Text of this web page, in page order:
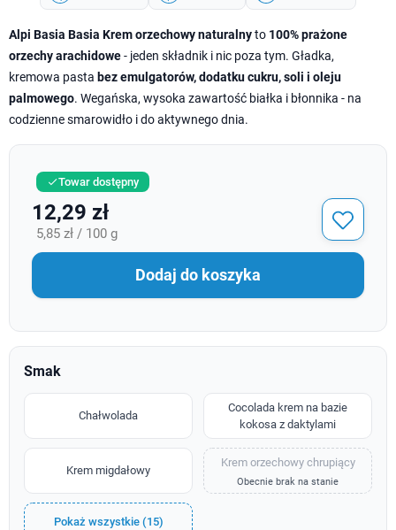
Alpi Basia Basia Krem orzechowy naturalnyto 100% prażone
orzechy arachidowe- jeden składnik i nic poza tym. Gładka,
kremowa pasta bez emulgatorów, dodatku cukru, soli i oleju
palmowego. Wegańska, wysoka zawartość białka i błonnika - na
codzienne smarowidło i do aktywnego dnia.
Towar dostępny
12,29 zł
5,85 zł / 100 g
Dodaj do koszyka
Smak
Chałwolada
Cocolada krem na bazie
kokosa z daktylami
Krem migdałowy
Krem orzechowy chrupiący
Obecnie brak na stanie
Pokaż wszystkie (15)